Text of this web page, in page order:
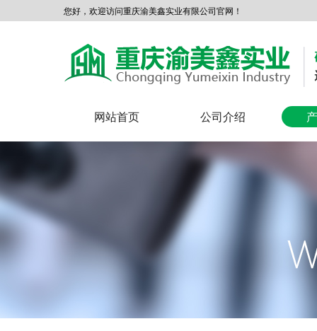
您好，欢迎访问重庆渝美鑫实业有限公司官网！
网站首页 公司介绍